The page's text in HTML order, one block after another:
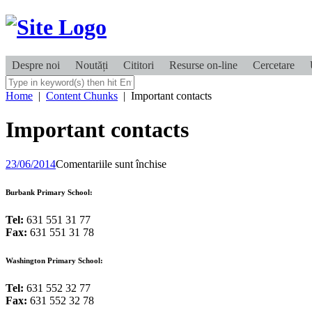
Despre noi Noutăți Cititori Resurse on-line Cercetare
Home | Content Chunks | Important contacts
Important contacts
23/06/2014Comentariile sunt închisepentru
Burbank Primary School:
Tel: 631 551 31 77
Fax: 631 551 31 78
Washington Primary School:
Tel: 631 552 32 77
Fax: 631 552 32 78